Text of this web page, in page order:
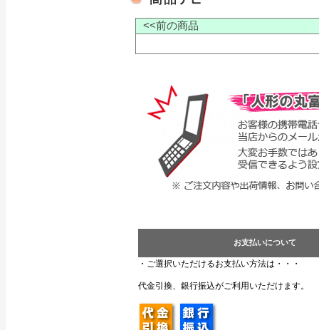
<<前の商品
お支払いについて
・ご選択いただけるお支払い方法は・・・
代金引換、銀行振込がご利用いただけます。